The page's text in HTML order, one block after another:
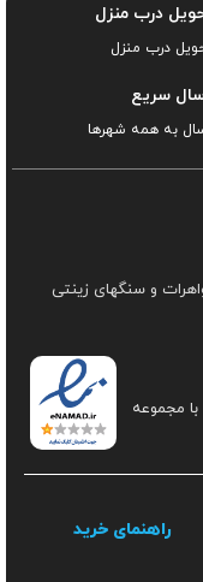
درب منزل
درب منزل
سریع
به همه شهرها
و سنگهای زینتی
با مجموعه
راهنمای خرید